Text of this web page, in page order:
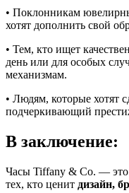
• Поклонникам
хотят дополнить свой
• Тем, кто ищет
день или для особых
механизмам.
• Людям, которые хотят
подчеркивающий
В заключение:
Часы Tiffany & Co. — это
тех, кто ценит дизайн,